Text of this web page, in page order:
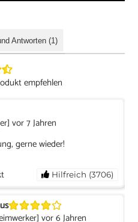
Antworten (1)
empfehlen
vor 7 Jahren
gerne wieder!
Hilfreich (3706)
vor 6 Jahren